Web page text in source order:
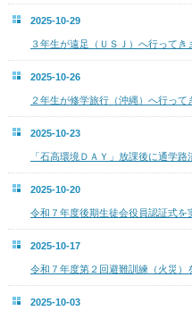
2025-10-29
３年生が遠足（ＵＳＪ）へ行ってき
2025-10-26
２年生が修学旅行（沖縄）へ行って
2025-10-23
「石高環境ＤＡＹ」放課後に通学路
2025-10-20
令和７年度後期生徒会役員認証式を
2025-10-17
令和７年度第２回避難訓練（火災）
2025-10-03